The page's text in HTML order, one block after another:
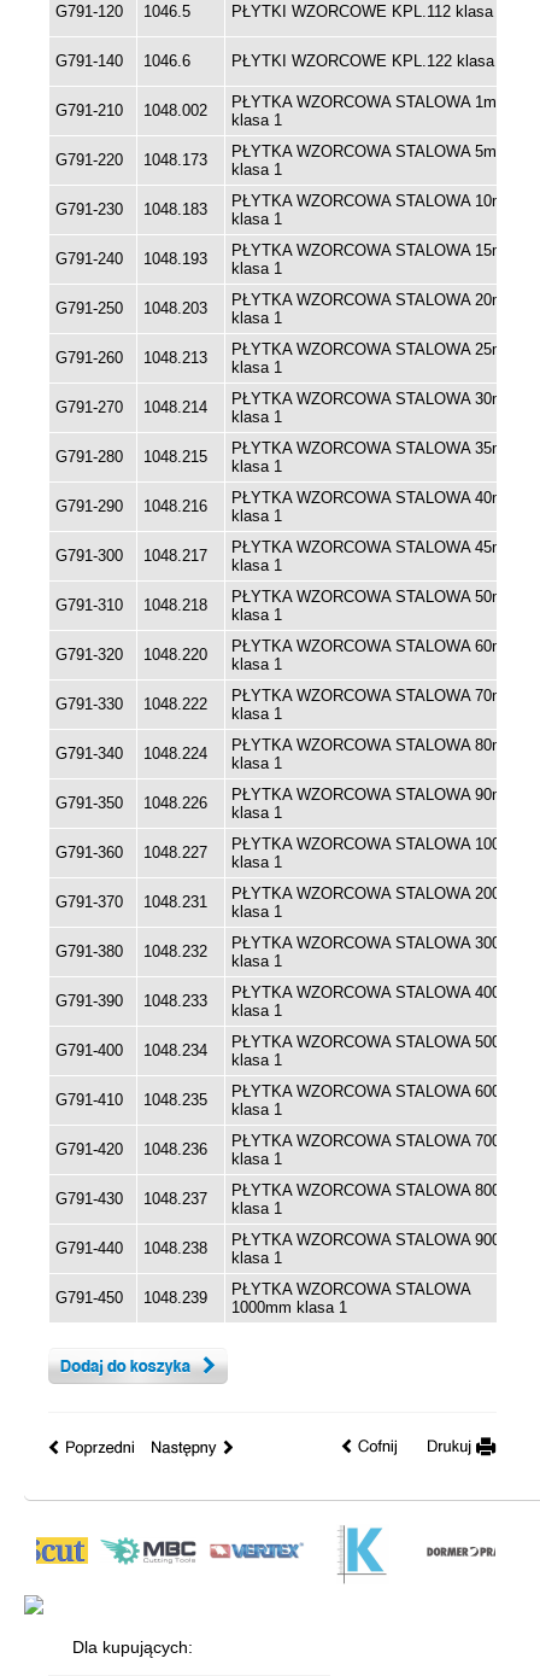
G791-120 1046.5 PŁYTKI WZORCOWE KPL.112 klasa 1
G791-140 1046.6 PŁYTKI WZORCOWE KPL.122 klasa 1
G791-210 1048.002
PŁYTKA WZORCOWA STALOWA 1mm
klasa 1
G791-220 1048.173
PŁYTKA WZORCOWA STALOWA 5mm
klasa 1
G791-230 1048.183
PŁYTKA WZORCOWA STALOWA 10mm
klasa 1
G791-240 1048.193
PŁYTKA WZORCOWA STALOWA 15mm
klasa 1
G791-250 1048.203
PŁYTKA WZORCOWA STALOWA 20mm
klasa 1
G791-260 1048.213
PŁYTKA WZORCOWA STALOWA 25mm
klasa 1
G791-270 1048.214
PŁYTKA WZORCOWA STALOWA 30mm
klasa 1
G791-280 1048.215
PŁYTKA WZORCOWA STALOWA 35mm
klasa 1
G791-290 1048.216
PŁYTKA WZORCOWA STALOWA 40mm
klasa 1
G791-300 1048.217
PŁYTKA WZORCOWA STALOWA 45mm
klasa 1
G791-310 1048.218
PŁYTKA WZORCOWA STALOWA 50mm
klasa 1
G791-320 1048.220
PŁYTKA WZORCOWA STALOWA 60mm
klasa 1
G791-330 1048.222
PŁYTKA WZORCOWA STALOWA 70mm
klasa 1
G791-340 1048.224
PŁYTKA WZORCOWA STALOWA 80mm
klasa 1
G791-350 1048.226
PŁYTKA WZORCOWA STALOWA 90mm
klasa 1
G791-360 1048.227
PŁYTKA WZORCOWA STALOWA 100mm
klasa 1
G791-370 1048.231
PŁYTKA WZORCOWA STALOWA 200mm
klasa 1
G791-380 1048.232
PŁYTKA WZORCOWA STALOWA 300mm
klasa 1
G791-390 1048.233
PŁYTKA WZORCOWA STALOWA 400mm
klasa 1
G791-400 1048.234
PŁYTKA WZORCOWA STALOWA 500mm
klasa 1
G791-410 1048.235
PŁYTKA WZORCOWA STALOWA 600mm
klasa 1
G791-420 1048.236
PŁYTKA WZORCOWA STALOWA 700mm
klasa 1
G791-430 1048.237
PŁYTKA WZORCOWA STALOWA 800mm
klasa 1
G791-440 1048.238
PŁYTKA WZORCOWA STALOWA 900mm
klasa 1
G791-450 1048.239
PŁYTKA WZORCOWA STALOWA
1000mm klasa 1
Dla kupujących: